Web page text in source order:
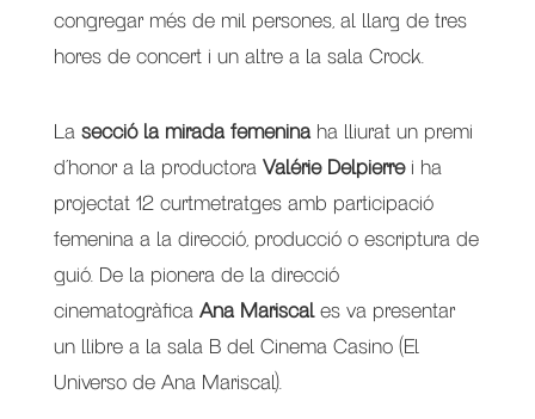
congregar més de mil persones, al llarg de tres
hores de concert i un altre a la sala Crock.
La secció la mirada femeninaha lliurat un premi
d’honor a la productora Valérie Delpierrei ha
projectat 12 curtmetratges amb participació
femenina a la direcció, producció o escriptura de
guió. De la pionera de la direcció
cinematogràfica Ana Mariscal es va presentar
un llibre a la sala B del Cinema Casino (El
Universo de Ana Mariscal).